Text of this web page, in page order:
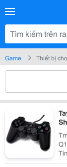
Game Thiết bị
Tmdv
Q11 Đt: 08 668 39 118-0908 438